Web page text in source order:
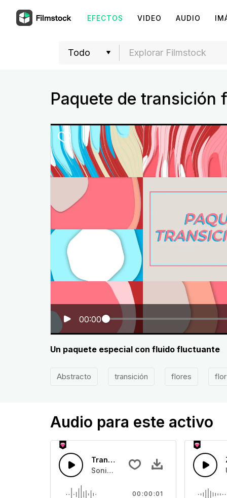
EFECTOS VIDEO AUDIO
Paquete de transición
00:00
Un paquete especial con fluido fluctuante
Abstracto transición flores flor
Audio para este activo
Transferencia de Datos de
Sonido de holograma de
00:00:01